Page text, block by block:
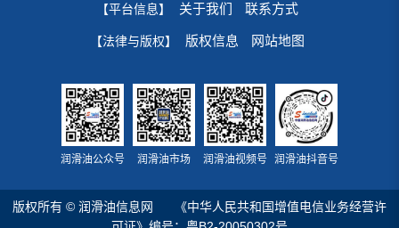
【平台信息】 关于我们 联系方式
【法律与版权】 版权信息 网站地图
润滑油公众号 润滑油市场 润滑油视频号 润滑油抖音号
版权所有 © 润滑油信息网
《中华人民共和国增值电信业务经营许